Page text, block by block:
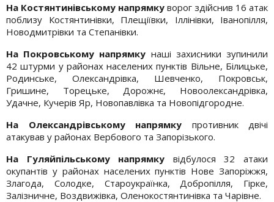
На Костянтинівському напрямку ворог здійснив 16 атак
поблизу Костянтинівки, Плещіївки, Іллінівки, Іванопілля,
Новодмитрівки та Степанівки.
На Покровському напрямку наші захисники зупинили
42 штурми у районах населених пунктів Вільне, Білицьке,
Родинське, Олександрівка, Шевченко, Покровськ,
Гришине, Торецьке, Дорожнє, Новоолександрівка,
Удачне, Кучерів Яр, Новопавлівка та Новопідгородне.
На Олександрівському напрямку противник двічі
атакував у районах Вербового та Запорізького.
На Гуляйпільському напрямку відбулося 32 атаки
окупантів у районах населених пунктів Нове Запоріжжя,
Злагода, Солодке, Староукраїнка, Добропілля, Гірке,
Залізничне, Воздвижівка, Оленокостянтинівка та Чарівне.